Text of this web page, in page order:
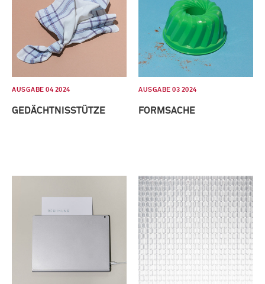
AUSGABE 04 2024
GEDÄCHTNISSTÜTZE
AUSGABE 03 2024
FORMSACHE